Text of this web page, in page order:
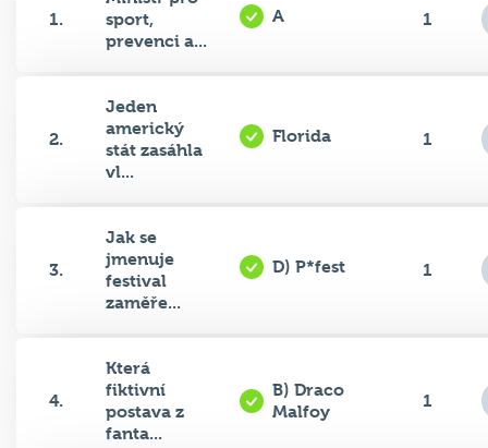
1.
sport,
prevenci a...
A 1
2.
Jeden
americký
stát zasáhla
vl...
Florida 1
3.
Jak se
jmenuje
festival
zaměře...
D) P*fest 1
4.
Která
fiktivní
postava z
fanta...
B) Draco
Malfoy
1